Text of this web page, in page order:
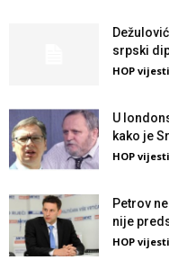
srpski
HOP vijesti
U
kako je
HOP vijesti
Petrov
nije
HOP vijesti